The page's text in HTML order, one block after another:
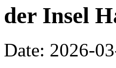
der Insel
Date: 2026-